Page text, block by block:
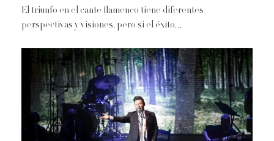
El triunfo en el cante flamenco tiene diferentes
perspectivas y visiones, pero si el éxito…